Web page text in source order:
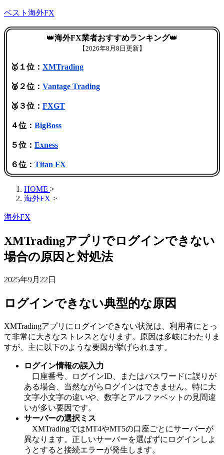
ベスト海外FX
👑海外FX業者おすすめランキング👑
【2026年8月8日更新】
🥇１位： XMTrading
🥈２位： Vantage Trading
🥉３位： FXGT
４位： BigBoss
５位： Exness
６位： Titan FX
HOME >
海外FX >
海外FX
XMTradingアプリでログインできない
場合の原因と対処法
2025年9月22日
ログインできない典型的な原因
XMTradingアプリにログインできない状況は、利用者にとっ
て非常に大きなストレスとなります。原因は多岐にわたりま
すが、主に以下のような要因が挙げられます。
ログイン情報の誤入力
口座番号、ログインID、またはパスワードに誤りが
ある場合、当然ながらログインはできません。特に大
文字小文字の違いや、数字とアルファベットの見間違
いが多い要因です。
サーバーの選択ミス
XMTradingではMT4やMT5の口座ごとにサーバーが
異なります。正しいサーバーを選ばずにログインしよ
うとすると接続エラーが発生します。